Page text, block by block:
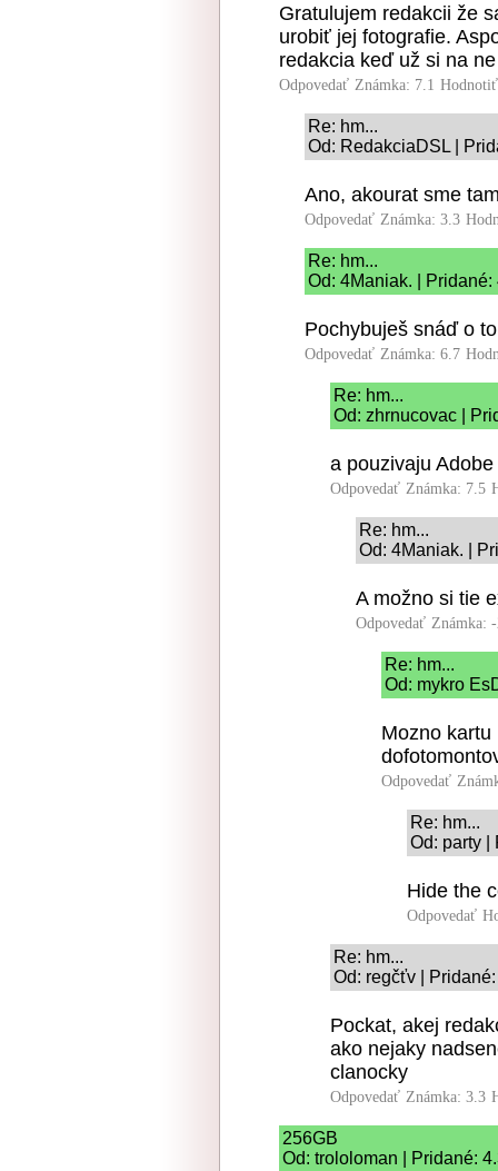
Gratulujem redakcii že
urobiť jej fotografie.
redakcia keď už si na
Odpovedať Známka: 7.1
Re: hm...
Od: RedakciaDSL |
Ano, akourat sme
Odpovedať Známka: 3.3
Re: hm...
Od: 4Maniak. | Pridané:
Pochybuješ snáď o
Odpovedať Známka: 6.7
Re: hm...
Od: zhrnucovac |
a pouzivaju
Odpovedať Známka: 7.5
Re: hm...
Od: 4Maniak. |
A možno si tie
Odpovedať Známka:
Re: hm...
Od: mykro
Mozno
Odpovedať
Re: hm...
Od: party |
Hide the
Odpovedať
Re: hm...
Od: regčťv |
Pockat, akej
ako nejaky
clanocky
Odpovedať Známka: 3.3
256GB
Od: trololoman | Pridané: